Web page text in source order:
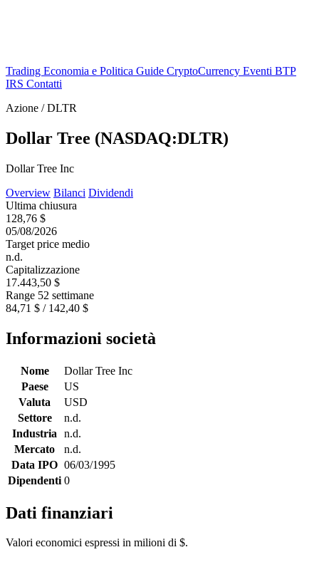
Trading Economia e Politica Guide CryptoCurrency Eventi BTP
IRS Contatti
Azione / DLTR
Dollar Tree (NASDAQ:DLTR)
Dollar Tree Inc
Overview Bilanci Dividendi
Ultima chiusura
128,76 $
05/08/2026
Target price medio
n.d.
Capitalizzazione
17.443,50 $
Range 52 settimane
84,71 $ / 142,40 $
Informazioni società
Nome
Dollar Tree Inc
Paese
US
Valuta
USD
Settore
n.d.
Industria
n.d.
Mercato
n.d.
Data IPO 06/03/1995
Dipendenti 0
Dati finanziari
Valori economici espressi in milioni di $.